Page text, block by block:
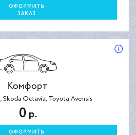
ОФОРМИТЬ
ЗАКАЗ
Комфорт
Skoda Octavia, Toyota Avensis
0 р.
ОФОРМИТЬ